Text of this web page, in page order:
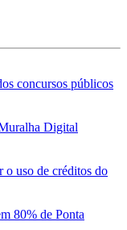
concursos públicos
Digital
o uso de créditos do
80% de Ponta